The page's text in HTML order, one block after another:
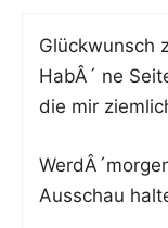
Glück­wunsch
HabÂ´ ne
die mir
Aus­schau